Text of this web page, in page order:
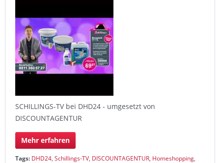
SCHILLINGS-TV bei DHD24 - umgesetzt von
DISCOUNTAGENTUR
Mehr erfahren
Tags: DHD24, Schillings-TV, DISCOUNTAGENTUR, Homeshopping,